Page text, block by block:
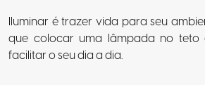
Iluminar é trazer vida para seu
que colocar uma lâmpada no teto
facilitar o seu dia a dia.